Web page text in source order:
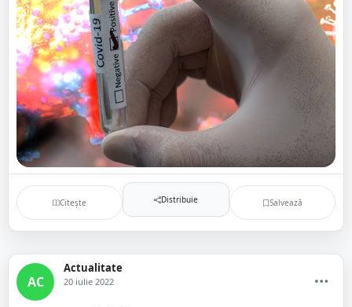
Citește Distribuie Salvează
AC
Actualitate
20 iulie 2022